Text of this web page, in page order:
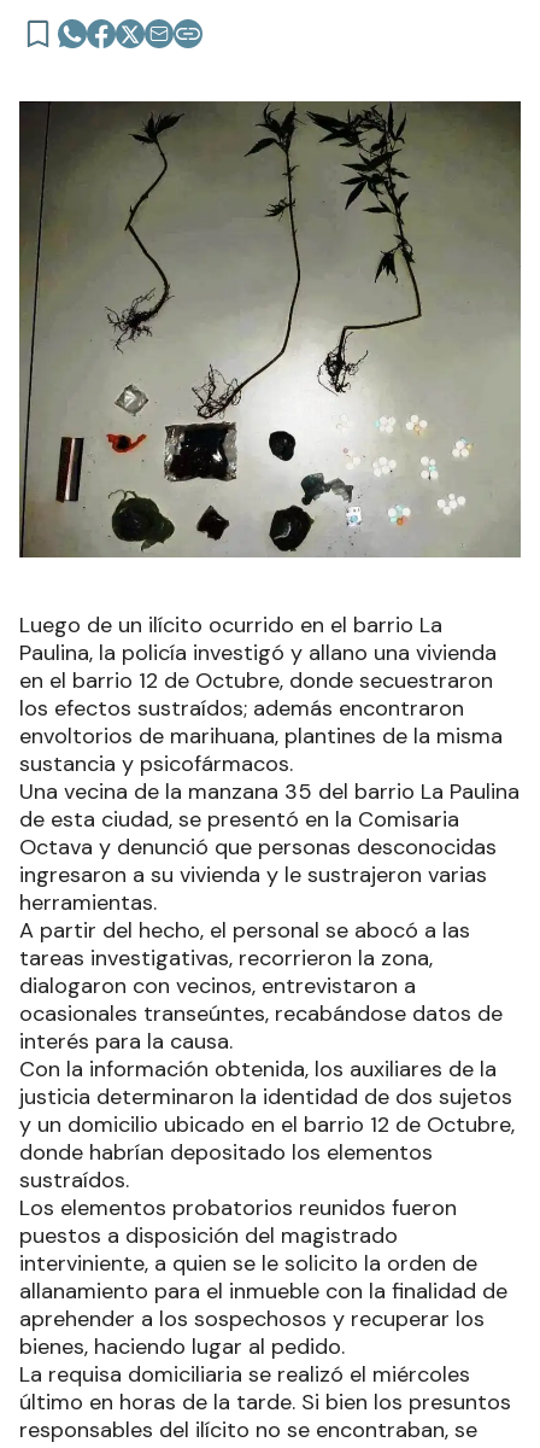
Luego de un ilícito ocurrido en el barrio La
Paulina, la policía investigó y allano una vivienda
en el barrio 12 de Octubre, donde secuestraron
los efectos sustraídos; además encontraron
envoltorios de marihuana, plantines de la misma
sustancia y psicofármacos.
Una vecina de la manzana 35 del barrio La Paulina
de esta ciudad, se presentó en la Comisaria
Octava y denunció que personas desconocidas
ingresaron a su vivienda y le sustrajeron varias
herramientas.
A partir del hecho, el personal se abocó a las
tareas investigativas, recorrieron la zona,
dialogaron con vecinos, entrevistaron a
ocasionales transeúntes, recabándose datos de
interés para la causa.
Con la información obtenida, los auxiliares de la
justicia determinaron la identidad de dos sujetos
y un domicilio ubicado en el barrio 12 de Octubre,
donde habrían depositado los elementos
sustraídos.
Los elementos probatorios reunidos fueron
puestos a disposición del magistrado
interviniente, a quien se le solicito la orden de
allanamiento para el inmueble con la finalidad de
aprehender a los sospechosos y recuperar los
bienes, haciendo lugar al pedido.
La requisa domiciliaria se realizó el miércoles
último en horas de la tarde. Si bien los presuntos
responsables del ilícito no se encontraban, se